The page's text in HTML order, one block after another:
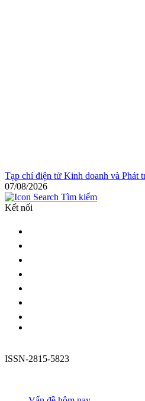
Tạp chí điện tử Kinh doanh và Phát
07/08/2026
Tìm kiếm
Kết nối
ISSN-2815-5823